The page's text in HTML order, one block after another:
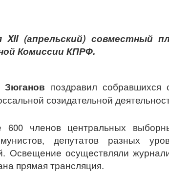
(апрельский) совместный
Комиссии КПРФ.
Зюганов поздравил собравшихся
созидательной
членов центральных
депутатов разных
Освещение осуществляли
прямая трансляция.